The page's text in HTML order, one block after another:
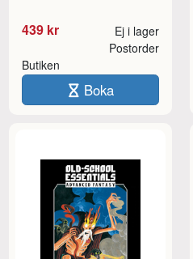
439 kr Ej i lager
Butiken
Postorder
Boka